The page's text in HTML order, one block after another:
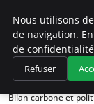
Accueil
Politiques
Bilan carbone et
Nous utilisons
de navigation.
de
Refuser